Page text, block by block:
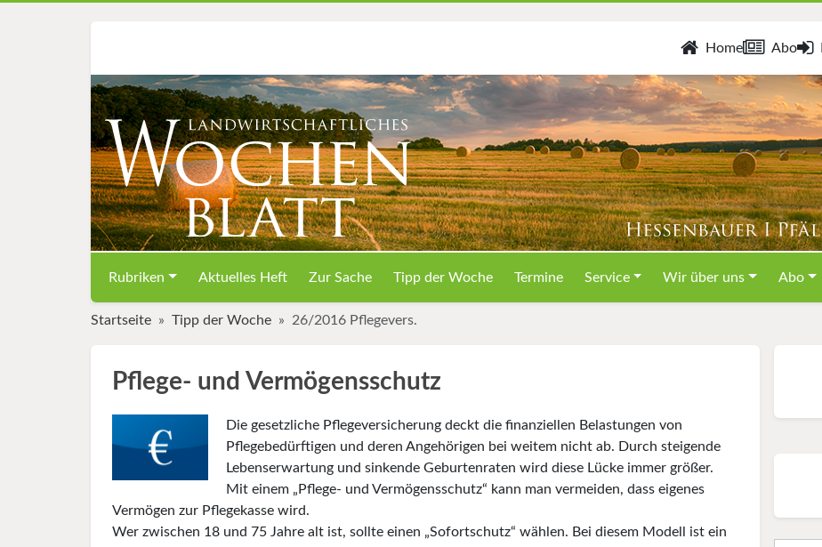
Home Abo
Rubriken Aktuelles Heft Zur Sache Tipp der Woche Termine Service Wir über uns Abo
Startseite Tipp der Woche 26/2016 Pflegevers.
Pflege- und Vermögensschutz
Die gesetzliche Pflegeversicherung deckt die finanziellen Belastungen von
Pflegebedürftigen und deren Angehörigen bei weitem nicht ab. Durch steigende
Lebenserwartung und sinkende Geburtenraten wird diese Lücke immer größer.
Mit einem „Pflege- und Vermögensschutz“ kann man vermeiden, dass eigenes
Vermögen zur Pflegekasse wird.
Wer zwischen 18 und 75 Jahre alt ist, sollte einen „Sofortschutz“ wählen. Bei diesem Modell ist ein